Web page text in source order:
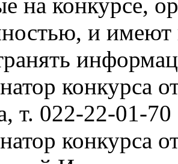
и имеют
конкурса
т. 022-22-01-70
конкурса